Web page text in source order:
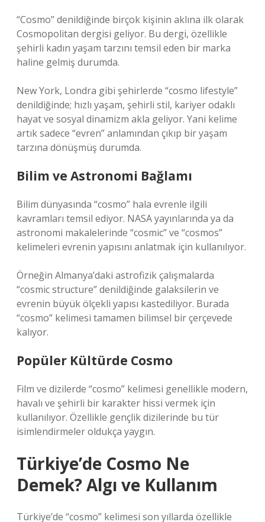
“Cosmo” denildiğinde birçok kişinin aklına ilk olarak
Cosmopolitan dergisi geliyor. Bu dergi, özellikle
şehirli kadın yaşam tarzını temsil eden bir marka
haline gelmiş durumda.
New York, Londra gibi şehirlerde “cosmo lifestyle”
denildiğinde; hızlı yaşam, şehirli stil, kariyer odaklı
hayat ve sosyal dinamizm akla geliyor. Yani kelime
artık sadece “evren” anlamından çıkıp bir yaşam
tarzına dönüşmüş durumda.
Bilim ve Astronomi Bağlamı
Bilim dünyasında “cosmo” hala evrenle ilgili
kavramları temsil ediyor. NASA yayınlarında ya da
astronomi makalelerinde “cosmic” ve “cosmos”
kelimeleri evrenin yapısını anlatmak için kullanılıyor.
Örneğin Almanya’daki astrofizik çalışmalarda
“cosmic structure” denildiğinde galaksilerin ve
evrenin büyük ölçekli yapısı kastediliyor. Burada
“cosmo” kelimesi tamamen bilimsel bir çerçevede
kalıyor.
Popüler Kültürde Cosmo
Film ve dizilerde “cosmo” kelimesi genellikle modern,
havalı ve şehirli bir karakter hissi vermek için
kullanılıyor. Özellikle gençlik dizilerinde bu tür
isimlendirmeler oldukça yaygın.
Türkiye’de Cosmo Ne
Demek? Algı ve Kullanım
Türkiye’de “cosmo” kelimesi son yıllarda özellikle